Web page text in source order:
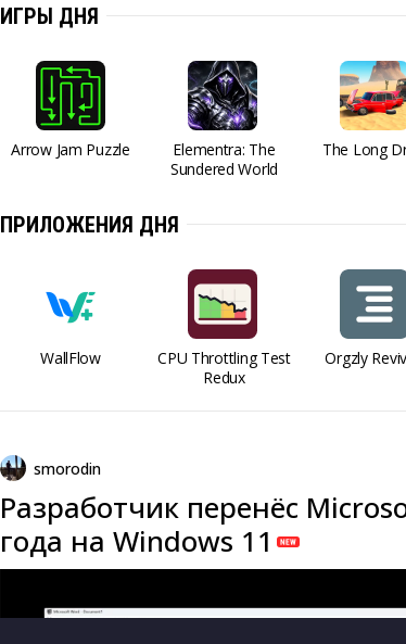
ИГРЫ ДНЯ
Arrow Jam Puzzle
Elementra: The
Sundered World
The Long
ПРИЛОЖЕНИЯ ДНЯ
WallFlow
CPU Throttling Test
Redux
Orgzly
smorodin
Разработчик перенёс
года на Windows 11